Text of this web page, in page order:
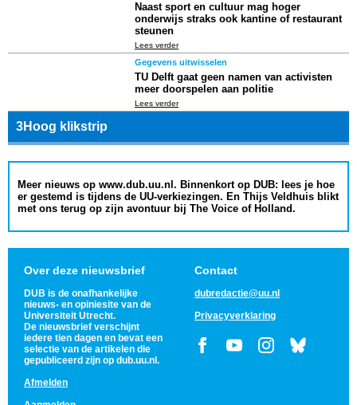
Naast sport en cultuur mag hoger
onderwijs straks ook kantine of restaurant
steunen
Lees verder
Gegevens uitwisselen
TU Delft gaat geen namen van activisten
meer doorspelen aan politie
Lees verder
3Hoog klikstrip
Meer nieuws op www.dub.uu.nl. Binnenkort op DUB: lees je hoe
er gestemd is tijdens de UU-verkiezingen. En Thijs Veldhuis blikt
met ons terug op zijn avontuur bij The Voice of Holland.
Over deze nieuwsbrief
DUB is de onafhankelijke
nieuws- en opiniesite van de
Universiteit Utrecht.
De nieuwsbrief verschijnt
iedere tien dagen en bevat een
selectie van de artikelen die
gepubliceerd zijn op dub.uu.nl.
Afmelden
Contact
dubredactie@uu.nl
Privacyverklaring